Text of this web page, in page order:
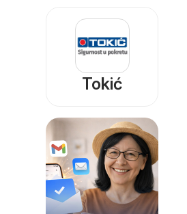
Tokić